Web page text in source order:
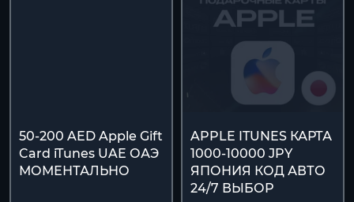
50-200 AED Apple Gift
Card iTunes UAE ОАЭ
МОМЕНТАЛЬНО
APPLE ITUNES КАРТА
1000-10000 JPY
ЯПОНИЯ КОД АВТО
24/7 ВЫБОР